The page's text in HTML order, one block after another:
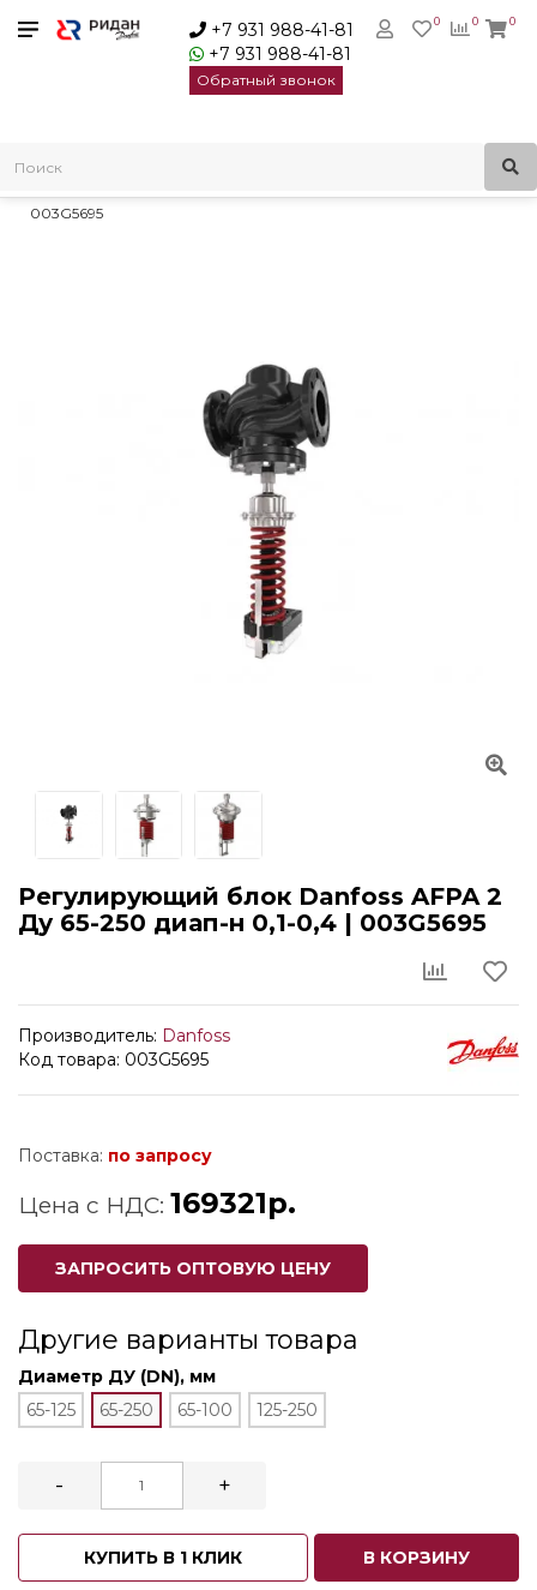
+7 931 988-41-81
+7 931 988-41-81
Обратный звонок
0
0 0
Регуляторы давления Регуляторы перепуска
Регулирующий блок Danfoss AFPA 2 Ду 65-250 диап-н 0,1-0,4 |
003G5695
Регулирующий блок Danfoss AFPA 2
Ду 65-250 диап-н 0,1-0,4 | 003G5695
Производитель: Danfoss
Код товара: 003G5695
Поставка: по запросу
Цена с НДС: 169321р.
ЗАПРОСИТЬ ОПТОВУЮ ЦЕНУ
Другие варианты товара
Диаметр ДУ (DN), мм
65-125
65-250 65-100 125-250
- +
КУПИТЬ В 1 КЛИК В КОРЗИНУ